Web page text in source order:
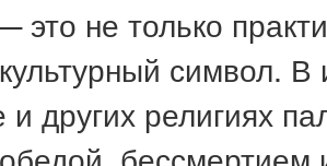
не только
символ. В
и других религиях